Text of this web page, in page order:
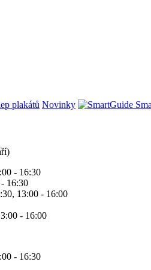
plakátů Novinky
- 16:30
16:30
13:00 - 16:00
- 16:00
- 16:30